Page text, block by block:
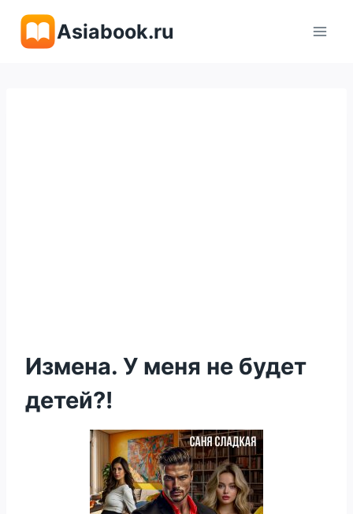
содержимому
Asiabook.ru
Измена. У меня не будет
детей?!